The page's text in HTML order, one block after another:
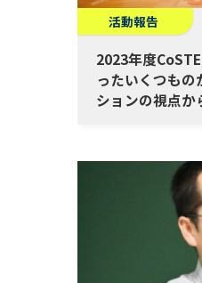
活動報告
2023年度
ったいくつもの
ションの視点か